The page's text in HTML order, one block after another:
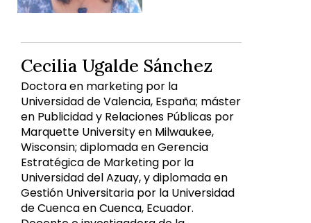
Cecilia Ugalde Sánchez
Doctora en marketing por la
Universidad de Valencia, España; máster
en Publicidad y Relaciones Públicas por
Marquette University en Milwaukee,
Wisconsin; diplomada en Gerencia
Estratégica de Marketing por la
Universidad del Azuay, y diplomada en
Gestión Universitaria por la Universidad
de Cuenca en Cuenca, Ecuador.